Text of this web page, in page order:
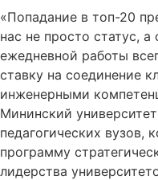
«Попадание в топ-20
нас не просто статус, а
ежедневной работы
ставку на соединение
инженерными
Мининский
педагогических вузов,
программу
лидерства